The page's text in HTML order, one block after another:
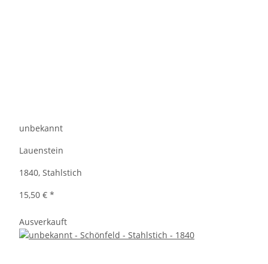
unbekannt
Lauenstein
1840, Stahlstich
15,50 € *
Ausverkauft